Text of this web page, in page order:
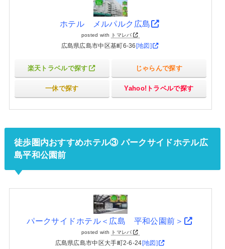
ホテル メルパルク広島
posted with トマレバ
広島県広島市中区基町6-36 [地図]
楽天トラベルで探す じゃらんで探す
一休で探す Yahoo!トラベルで探す
徒歩圏内おすすめホテル③ パークサイドホテル広
島平和公園前
パークサイドホテル＜広島 平和公園前＞
posted with トマレバ
広島県広島市中区大手町2-6-24 [地図]